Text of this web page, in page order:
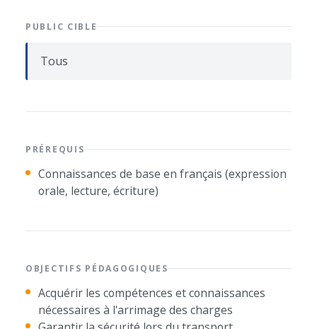
PUBLIC CIBLE
Tous
PRÉREQUIS
Connaissances de base en français (expression
orale, lecture, écriture)
OBJECTIFS PÉDAGOGIQUES
Acquérir les compétences et connaissances
nécessaires à l'arrimage des charges